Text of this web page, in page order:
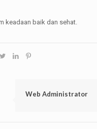
keadaan baik dan sehat.
Web Administrator